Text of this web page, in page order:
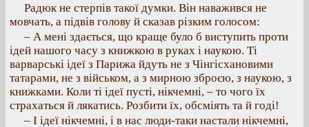
Радюк не стерпів такої думки. Він наважився не
мовчать, а підвів голову й сказав різким голосом:
– А мені здається, що краще було б виступить проти
ідей нашого часу з книжкою в руках і наукою. Ті
варварські ідеї з Парижа йдуть не з Чінгісхановими
татарами, не з військом, а з мирною зброєю, з наукою, з
книжками. Коли ті ідеї пусті, нікчемні, – то чого їх
страхаться й лякатись. Розбити їх, обсміять та й годі!
– І ідеї нікчемні, і в нас люди-таки настали нікчемні,